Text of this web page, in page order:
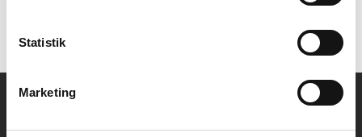
Statistik
Marketing
Akademisk Forlag